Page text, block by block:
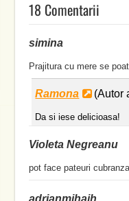
18 Comentarii
simina
Prajitura cu mere se
Ramona (Autor
Da si iese delicioasa!
Violeta Negreanu
pot face pateuri
adrianmihaih